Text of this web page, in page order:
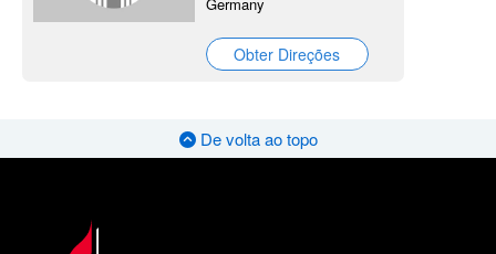
Obter Direções
De volta ao topo